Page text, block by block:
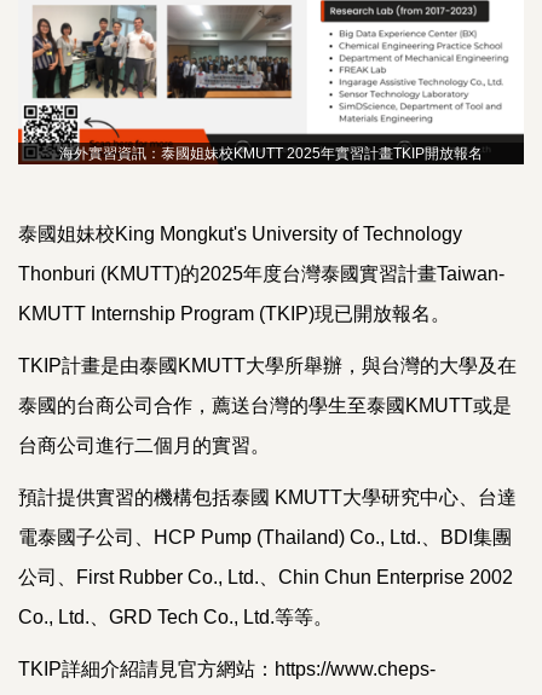
海外實習資訊：泰國姐妹校KMUTT 2025年實習計畫TKIP開放報名
泰國姐妹校King Mongkut's University of Technology
Thonburi (KMUTT)的2025年度台灣泰國實習計畫Taiwan-
KMUTT Internship Program (TKIP)現已開放報名。
TKIP計畫是由泰國KMUTT大學所舉辦，與台灣的大學及在
泰國的台商公司合作，薦送台灣的學生至泰國KMUTT或是
台商公司進行二個月的實習。
預計提供實習的機構包括泰國 KMUTT大學研究中心、台達
電泰國子公司、HCP Pump (Thailand) Co., Ltd.、BDI集團
公司、First Rubber Co., Ltd.、Chin Chun Enterprise 2002
Co., Ltd.、GRD Tech Co., Ltd.等等。
TKIP詳細介紹請見官方網站：https://www.cheps-